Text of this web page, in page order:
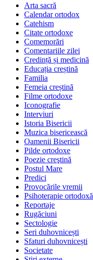
Arta sacră
Calendar ortodox
Catehism
Citate ortodoxe
Comemorări
Comentariile zilei
Credință și medicină
Educația creștină
Familia
Femeia creștină
Filme ortodoxe
Iconografie
Interviuri
Istoria Bisericii
Muzica bisericească
Oamenii Bisericii
Pilde ortodoxe
Poezie creştină
Postul Mare
Predici
Provocările vremii
Psihoterapie ortodoxă
Reportaje
Rugăciuni
Sectologie
Seri duhovnicești
Sfaturi duhovnicești
Societate